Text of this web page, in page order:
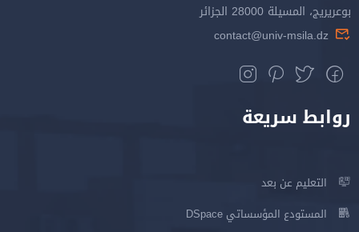
بوعريريج، المسيلة 28000 الجزائر
contact@univ-msila.dz
روابط سريعة
التعليم عن بعد
المستودع المؤسساتي DSpace